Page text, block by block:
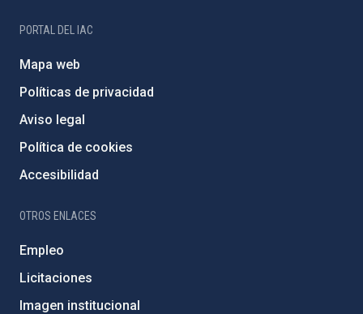
PORTAL DEL IAC
Mapa web
Políticas de privacidad
Aviso legal
Política de cookies
Accesibilidad
OTROS ENLACES
Empleo
Licitaciones
Imagen institucional